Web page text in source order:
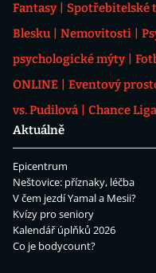
Fantasy
Spotřebitelské
Blesku
Nemovitosti
psychologické mýty
ONLINE
Eventový
vs. Pudilová
Chance
Aktuálně
Epicentrum
Neštovice: příznaky, léčba
V čem jezdí Yamal a Mesii?
Kvízy pro seniory
Kalendář úplňků 2026
Co je bodycount?